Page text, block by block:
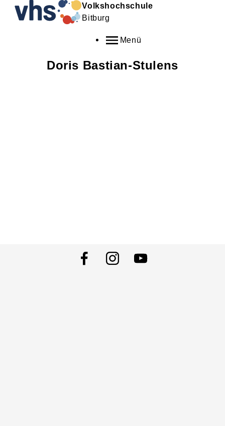
Volkshochschule
Bitburg
Menü
Doris Bastian-Stulens